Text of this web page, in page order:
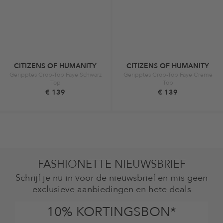
CITIZENS OF HUMANITY
Geripptes Crop-Top Faye Schwarz
Top
€ 139
CITIZENS OF HUMANITY
Geripptes Crop-Top Faye Creme
Top
€ 139
FASHIONETTE NIEUWSBRIEF
Schrijf je nu in voor de nieuwsbrief en mis geen
exclusieve aanbiedingen en hete deals
10% KORTINGSBON*